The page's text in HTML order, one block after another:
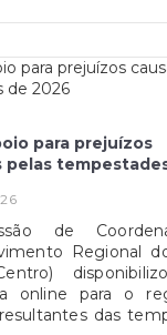
próximos três
Médio Oriente.
para prejuízos
pelas
de
Regional
online para o
das